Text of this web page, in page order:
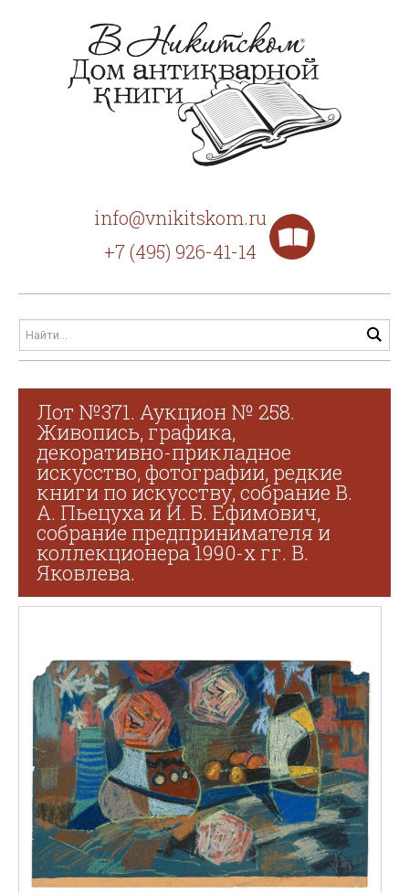
info@vnikitskom.ru
+7 (495) 926-41-14
Лот №371. Аукцион № 258.
Живопись, графика,
декоративно-прикладное
искусство, фотографии, редкие
книги по искусству, собрание В.
А. Пьецуха и И. Б. Ефимович,
собрание предпринимателя и
коллекционера 1990-х гг. В.
Яковлева.